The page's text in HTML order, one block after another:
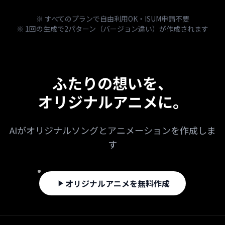
※ すべてのプランで自由利用OK・ISUM申請不要
※ 1回の生成で2パターン（バージョン違い）が作成されます
ふたりの想いを、
オリジナルアニメに。
AIがオリジナルソングとアニメーションを作成しま
す
オリジナルアニメを無料作成